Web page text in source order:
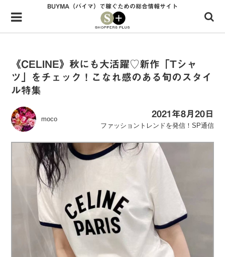
Menu
HOME
34歳独身OLバイマ実践記
ファッショントレンドを発信！SP通信
BUYMAで人気のブランド
BUYMAの売れ筋商品
実録！海外ショップで買ってみた！
海外SHOP LIST
BUYMA（バイマ）で稼ぐための総合情報サイト
《CELINE》秋にも大活躍♡新作「Tシャ
ツ」をチェック！こなれ感のある旬のスタイ
ル特集
moco
2021年8月20日
ファッショントレンドを発信！SP通信